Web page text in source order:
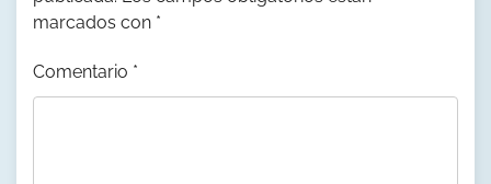
marcados con *
Comentario *